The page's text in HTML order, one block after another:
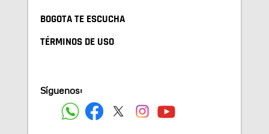
BOGOTA TE ESCUCHA
TÉRMINOS DE USO
Síguenos: